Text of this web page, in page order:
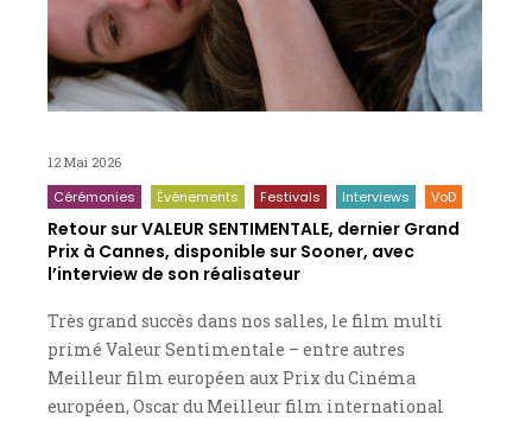
12 Mai 2026
Cérémonies Événements Festivals Interviews VoD
Retour sur VALEUR SENTIMENTALE, dernier Grand
Prix à Cannes, disponible sur Sooner, avec
l’interview de son réalisateur
Très grand succès dans nos salles, le film multi
primé Valeur Sentimentale – entre autres
Meilleur film européen aux Prix du Cinéma
européen, Oscar du Meilleur film international